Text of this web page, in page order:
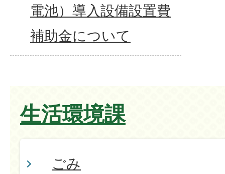
電池）導入設備設置費
補助金について
生活環境課
ごみ